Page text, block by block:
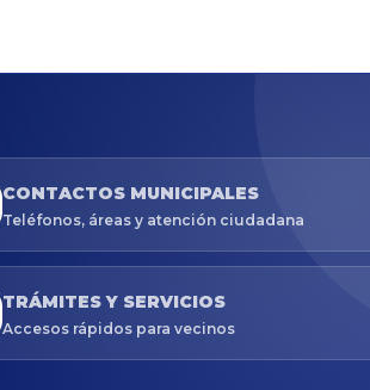
CONTACTOS MUNICIPALES
Teléfonos, áreas y atención ciudadana
TRÁMITES Y SERVICIOS
Accesos rápidos para vecinos